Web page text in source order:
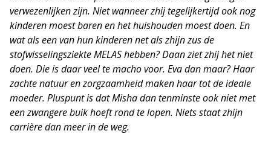
verwezenlijken zijn. Niet wanneer zhij tegelijkertijd ook nog
kinderen moest baren en het huishouden moest doen. En
wat als een van hun kinderen net als zhijn zus de
stofwisselingsziekte MELAS hebben? Daan ziet zhij het niet
doen. Die is daar veel te macho voor. Eva dan maar? Haar
zachte natuur en zorgzaamheid maken haar tot de ideale
moeder. Pluspunt is dat Misha dan tenminste ook niet met
een zwangere buik hoeft rond te lopen. Niets staat zhijn
carrière dan meer in de weg.